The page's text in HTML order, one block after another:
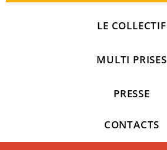
LE COLLECTIF
MULTI PRISES
PRESSE
CONTACTS